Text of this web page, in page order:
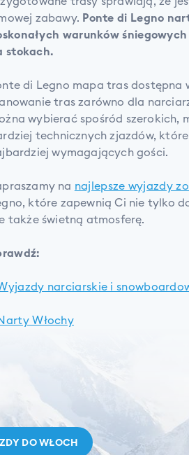
zabawy. Ponte di Legno
warunków
stokach.
di Legno mapa tras dostępna
tras zarówno dla
wybierać spośród szerokich,
technicznych zjazdów,
wymagających gości.
na najlepsze wyjazdy
które zapewnią Ci nie tylko
także świetną atmosferę.
narciarskie i
Włochy
DOWŁOCH